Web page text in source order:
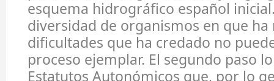
esquema hidrográfico español
diversidad de organismos en que
dificultades que ha credado no
proceso ejemplar. El segundo paso
Estatutos Autonómicos que, por lo